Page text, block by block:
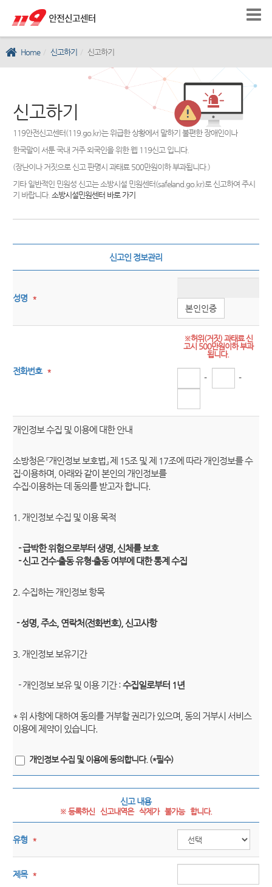
Home 신고하기 신고하기
신고하기
119안전신고센터(119.go.kr)는 위급한 상황에서 말하기 불편한 장애인이나
한국말이 서툰 국내 거주 외국인을 위한 웹 119신고 입니다.
(장난이나 거짓으로 신고 판명시 과태료 500만원이하 부과됩니다.)
기타 일반적인 민원성 신고는 소방시설 민원센터(safeland.go.kr)로 신고하여 주시
기 바랍니다. 소방시설민원센터 바로 가기
신고인 정보관리
성명 *
본인인증
전화번호 *
※허위(거짓) 과태료 신
고시 500만원이하 부과
됩니다.
- -
개인정보 수집 및 이용에 대한 안내
소방청은 『개인정보 보호법』 제 15조 및 제 17조에 따라 개인정보를 수
집·이용하며, 아래와 같이 본인의 개인정보를
수집·이용하는 데 동의를 받고자 합니다.
1. 개인정보 수집 및 이용 목적
- 급박한 위험으로부터 생명, 신체를 보호
- 신고 건수·출동 유형·출동 여부에 대한 통계 수집
2. 수집하는 개인정보 항목
- 성명, 주소, 연락처(전화번호), 신고사항
3. 개인정보 보유기간
- 개인정보 보유 및 이용 기간 : 수집일로부터 1년
* 위 사항에 대하여 동의를 거부할 권리가 있으며, 동의 거부시 서비스
이용에 제약이 있습니다.
개인정보 수집 및 이용에 동의합니다. (*필수)
신고 내용
※ 등록하신   신고내역은   삭제가   불가능   합니다.
유형 *
제목 *